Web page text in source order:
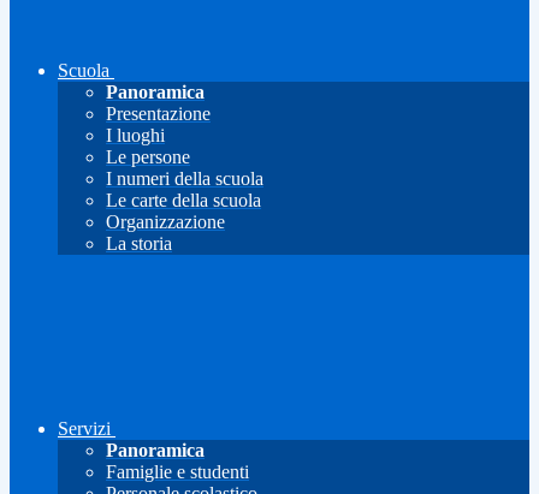
Scuola
Panoramica
Presentazione
I luoghi
Le persone
I numeri della scuola
Le carte della scuola
Organizzazione
La storia
Servizi
Panoramica
Famiglie e studenti